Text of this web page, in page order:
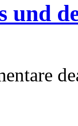
und